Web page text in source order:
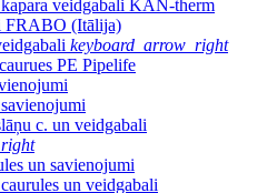
kapara veidgabali KAN-therm
FRABO (Itālija)
keyboard_arrow_right
PE Pipelife
c. un veidgabali
un savienojumi
un veidgabali